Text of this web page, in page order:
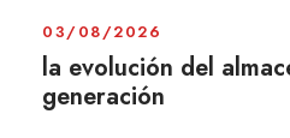
03/08/2026
la evolución del
generación